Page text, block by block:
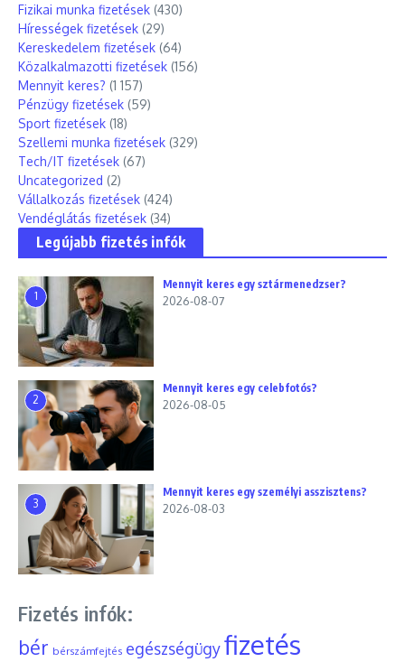
Fizikai munka fizetések (430)
Hírességek fizetések (29)
Kereskedelem fizetések (64)
Közalkalmazotti fizetések (156)
Mennyit keres? (1 157)
Pénzügy fizetések (59)
Sport fizetések (18)
Szellemi munka fizetések (329)
Tech/IT fizetések (67)
Uncategorized (2)
Vállalkozás fizetések (424)
Vendéglátás fizetések (34)
Legújabb fizetés infók
1
Mennyit keres egy sztármenedzser?
2026-08-07
2
Mennyit keres egy celebfotós?
2026-08-05
3
Mennyit keres egy személyi asszisztens?
2026-08-03
Fizetés infók:
bér bérszámfejtés egészségügyfizetés